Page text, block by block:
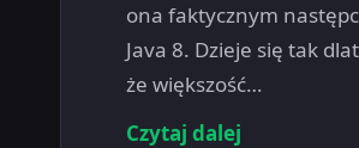
ona faktycznym
Java 8. Dzieje się tak
że większość…
Czytaj dalej